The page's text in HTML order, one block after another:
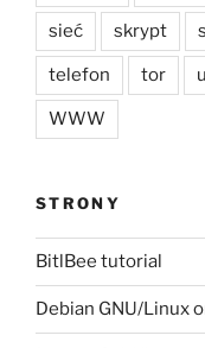
sieć skrypt
telefon tor
WWW
STRONY
BitlBee tutorial
Debian GNU/Linux